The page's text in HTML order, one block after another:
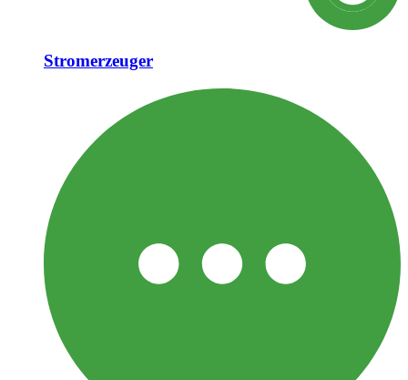
Stromerzeuger